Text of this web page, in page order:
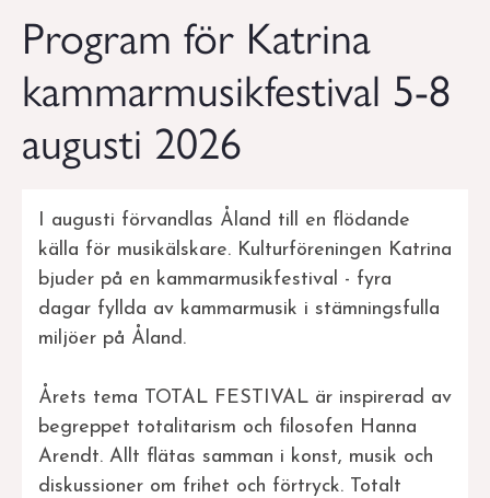
Program för Katrina
kammarmusikfestival 5-8
augusti 2026
I augusti förvandlas Åland till en flödande
källa för musikälskare. Kulturföreningen Katrina
bjuder på en kammarmusikfestival - fyra
dagar fyllda av kammarmusik i stämningsfulla
miljöer på Åland.
Årets tema TOTAL FESTIVAL är inspirerad av
begreppet totalitarism och filosofen Hanna
Arendt. Allt flätas samman i konst, musik och
diskussioner om frihet och förtryck. Totalt